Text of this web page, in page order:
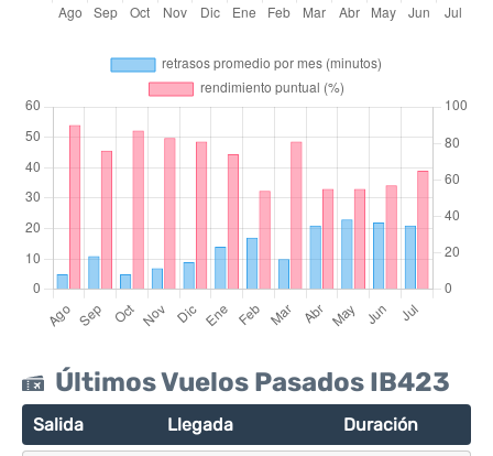
Últimos Vuelos Pasados IB423
Salida Llegada Duración